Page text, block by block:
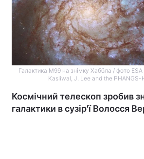
Галактика М99 на знімку Хаббла / фото
Kasliwal, J. Lee and the PHANGS-
Космічний телескоп зробив
галактики в сузір'ї Волосся